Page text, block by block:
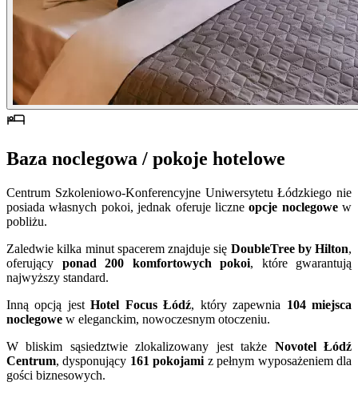
Baza noclegowa / pokoje hotelowe
Centrum Szkoleniowo-Konferencyjne Uniwersytetu Łódzkiego nie
posiada własnych pokoi, jednak oferuje liczneopcje noclegowew
pobliżu.
Zaledwie kilka minut spacerem znajduje się DoubleTree by Hilton,
oferujący ponad 200 komfortowych pokoi, które gwarantują
najwyższy standard.
Inną opcją jestHotel Focus Łódź, który zapewnia 104 miejsca
noclegowe w eleganckim, nowoczesnym otoczeniu.
W bliskim sąsiedztwie zlokalizowany jest także Novotel Łódź
Centrum, dysponujący 161 pokojami z pełnym wyposażeniem dla
gości biznesowych.